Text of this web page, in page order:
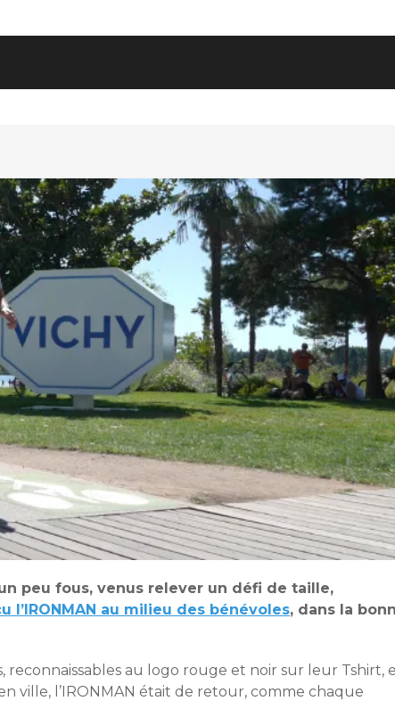
peu fous, venus relever un défi de taille,
l’IRONMAN au milieu des bénévoles, dans la
reconnaissables au logo rouge et noir sur leur Tshirt,
ville, l’IRONMAN était de retour, comme chaque